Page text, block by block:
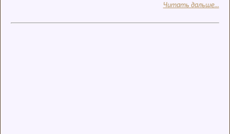
Читать дальше...